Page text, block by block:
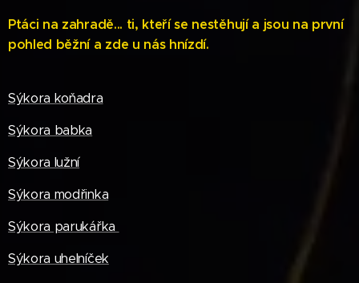
Ptáci na zahradě... ti, kteří se nestěhují a jsou na první
pohled běžní a zde u nás hnízdí.
Sýkora koňadra
Sýkora babka
Sýkora lužní
Sýkora modřinka
Sýkora parukářka
Sýkora uhelníček